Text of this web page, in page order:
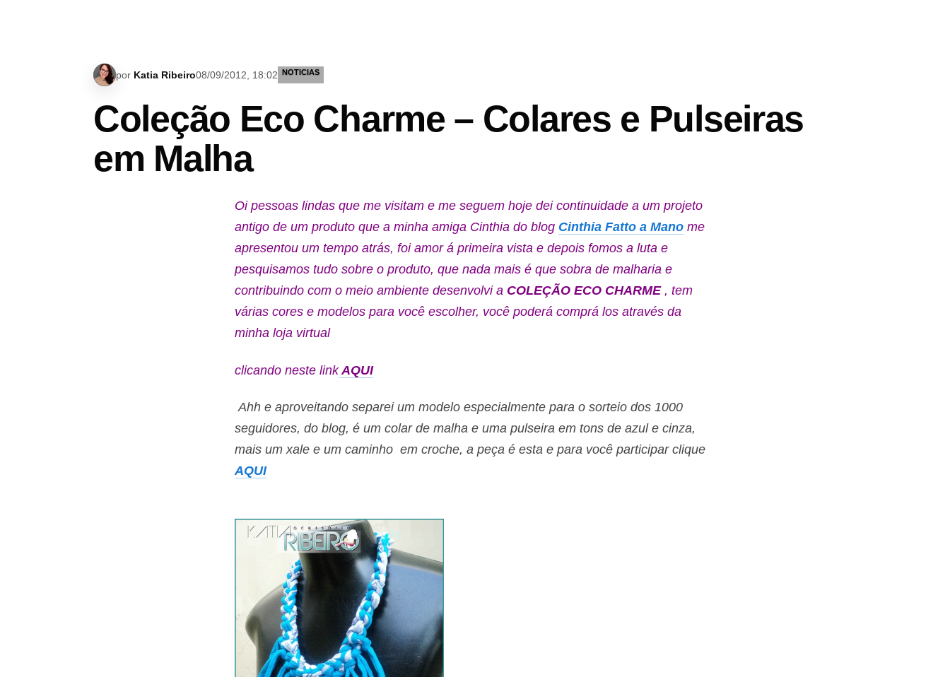
por Katia Ribeiro08/09/2012, 18:02 NOTICIAS
Coleção Eco Charme – Colares e Pulseiras
em Malha
Oi pessoas lindas que me visitam e me seguem hoje dei continuidade a um projeto
antigo de um produto que a minha amiga Cinthia do blog Cinthia Fatto a Mano me
apresentou um tempo atrás, foi amor á primeira vista e depois fomos a luta e
pesquisamos tudo sobre o produto, que nada mais é que sobra de malharia e
contribuindo com o meio ambiente desenvolvi a COLEÇÃO ECO CHARME , tem
várias cores e modelos para você escolher, você poderá comprá los através da
minha loja virtual
clicando neste linkAQUI
Ahh e aproveitando separei um modelo especialmente para o sorteio dos 1000
seguidores, do blog, é um colar de malha e uma pulseira em tons de azul e cinza,
mais um xale e um caminho em croche, a peça é esta e para você participar clique
AQUI